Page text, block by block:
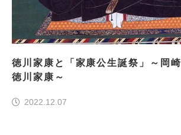
徳川家康と「家康公生誕祭」～岡
徳川家康～
2022.12.07